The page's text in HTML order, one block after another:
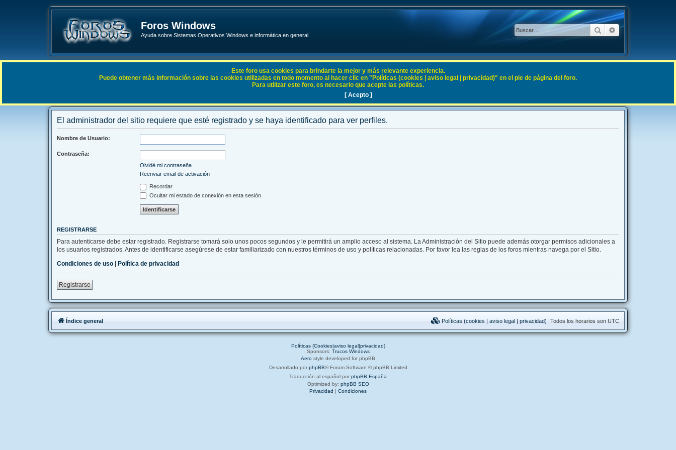
Foros Windows
Ayuda sobre Sistemas Operativos Windows e informática en general
BuscarBúsqueda
Enlaces rápidos FAQ
El administrador del sitio requiere que esté registrado y se haya identificado para ver perfiles.
Nombre de Usuario:
Contraseña:
Olvidé mi contraseña
Reenviar email de activación
Recordar
Ocultar mi estado de conexión en esta sesión
REGISTRARSE
Para autenticarse debe estar registrado. Registrarse tomará solo unos pocos segundos y le permitirá un amplio acceso al sistema. La Administración del Sitio puede además otorgar permisos adicionales a
los usuarios registrados. Antes de identificarse asegúrese de estar familiarizado con nuestros términos de uso y políticas relacionadas. Por favor lea las reglas de los foros mientras navega por el Sitio.
Condiciones de uso | Política de privacidad
Registrarse
Este foro usa cookies para brindarte la mejor y más relevante experiencia.
Puede obtener más información sobre las cookies utilizadas en todo momento al hacer clic en "Políticas (cookies | aviso legal | privacidad)" en el pie de página del foro.
Para utilizar este foro, es necesario que acepte las políticas.
[ Acepto ]
Índice general Todos los horarios son UTC
Políticas (cookies | aviso legal | privacidad)
Políticas (Cookies|aviso legal|privacidad)
Sponsors: Trucos Windows
Aero style developed for phpBB
Desarrollado por phpBB® Forum Software © phpBB Limited
Traducción al español por phpBB España
Optimized by: phpBB SEO
Privacidad | Condiciones